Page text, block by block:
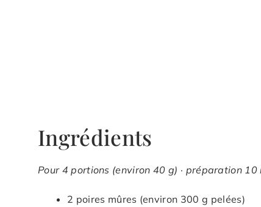
Ingrédients
Pour 4 portions (environ 40 g) · préparation 10
2 poires mûres (environ 300 g pelées)